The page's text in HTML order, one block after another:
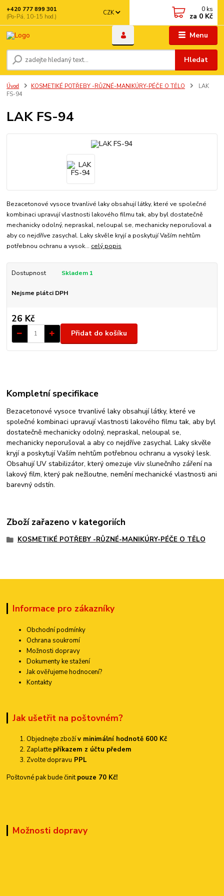
Menu
CZK
Hledat
+420 777 899 301
(Po-Pá, 10-15 hod.)
0 ks
za 0 Kč
Úvod KOSMETIKÉ POTŘEBY -RŮZNÉ-MANIKÚRY-PÉČE O TĚLO
LAK
FS-94
LAK FS-94
Bezacetonové vysoce trvanlivé laky obsahují látky, které ve společné
kombinaci upravují vlastnosti lakového filmu tak, aby byl dostatečně
mechanicky odolný, nepraskal, neloupal se, mechanicky neporušoval a
aby co nejdříve zasychal. Laky skvěle kryjí a poskytují Vaším nehtům
potřebnou ochranu a vysok... celý popis
Dostupnost Skladem 1
Nejsme plátci DPH
26 Kč
Přidat do košíku
Kompletní specifikace
Bezacetonové vysoce trvanlivé laky obsahují látky, které ve
společné kombinaci upravují vlastnosti lakového filmu tak, aby byl
dostatečně mechanicky odolný, nepraskal, neloupal se,
mechanicky neporušoval a aby co nejdříve zasychal. Laky skvěle
kryjí a poskytují Vaším nehtům potřebnou ochranu a vysoký lesk.
Obsahují UV stabilizátor, který omezuje vliv slunečního záření na
lakový film, který pak nežloutne, nemění mechanické vlastnosti ani
barevný odstín.
Zboží zařazeno v kategoriích
KOSMETIKÉ POTŘEBY -RŮZNÉ-MANIKÚRY-PÉČE O TĚLO
Informace pro zákazníky
Obchodní podmínky
Ochrana soukromí
Možnosti dopravy
Dokumenty ke stažení
Jak ověřujeme hodnocení?
Kontakty
Jak ušetřit na poštovném?
Objednejte zbožív minimální hodnotě 600 Kč
Zaplaťte příkazem z účtu předem
Zvolte dopravu PPL
Poštovné pak bude činitpouze 70 Kč!
Možnosti dopravy